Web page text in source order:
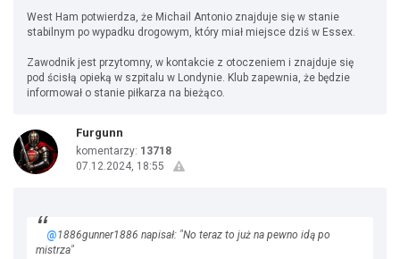
West Ham potwierdza, że Michail Antonio znajduje się w stanie
stabilnym po wypadku drogowym, który miał miejsce dziś w Essex.
Zawodnik jest przytomny, w kontakcie z otoczeniem i znajduje się
pod ścisłą opieką w szpitalu w Londynie. Klub zapewnia, że będzie
informował o stanie piłkarza na bieżąco.
Furgunn
komentarzy: 13718
07.12.2024, 18:55
@1886gunner1886 napisał: "No teraz to już na pewno idą po
mistrza"